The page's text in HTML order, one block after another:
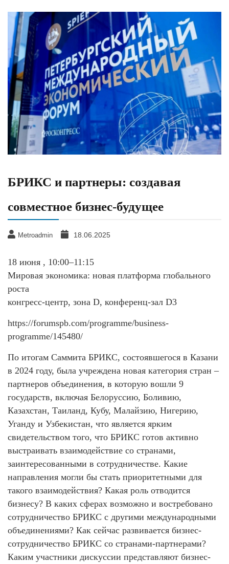
БРИКС и партнеры: создавая
совместное бизнес-будущее
Metroadmin 18.06.2025
18 июня , 10:00–11:15
Мировая экономика: новая платформа глобального
роста
конгресс-центр, зона D, конференц-зал D3
https://forumspb.com/programme/business-
programme/145480/
По итогам Саммита БРИКС, состоявшегося в Казани
в 2024 году, была учреждена новая категория стран –
партнеров объединения, в которую вошли 9
государств, включая Белоруссию, Боливию,
Казахстан, Таиланд, Кубу, Малайзию, Нигерию,
Уганду и Узбекистан, что является ярким
свидетельством того, что БРИКС готов активно
выстраивать взаимодействие со странами,
заинтересованными в сотрудничестве. Какие
направления могли бы стать приоритетными для
такого взаимодействия? Какая роль отводится
бизнесу? В каких сферах возможно и востребовано
сотрудничество БРИКС с другими международными
объединениями? Как сейчас развивается бизнес-
сотрудничество БРИКС со странами-партнерами?
Каким участники дискуссии представляют бизнес-